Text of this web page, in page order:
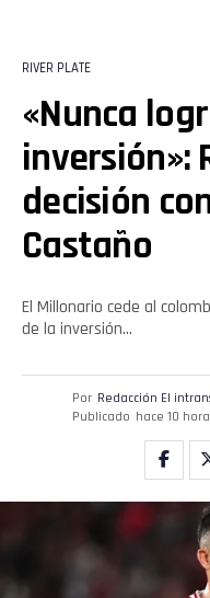
RIVER PLATE
«Nunca
inversión»:
decisión
Castaño
El Millonario cede al
de la inversión…
Por Redacción El
Publicado hace 10
Email